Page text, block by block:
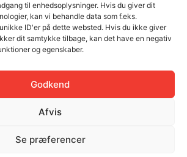
til enhedsoplysninger. Hvis du giver dit
kan vi behandle data som f.eks.
ID'er på dette websted. Hvis du ikke giver
dit samtykke tilbage, kan det have en negativ
og egenskaber.
Godkend
Afvis
Se præferencer
Selvkontrol skade Squat squats Stress sund
Træningselastikker træningspartner
- Fitness og træningsnetværk